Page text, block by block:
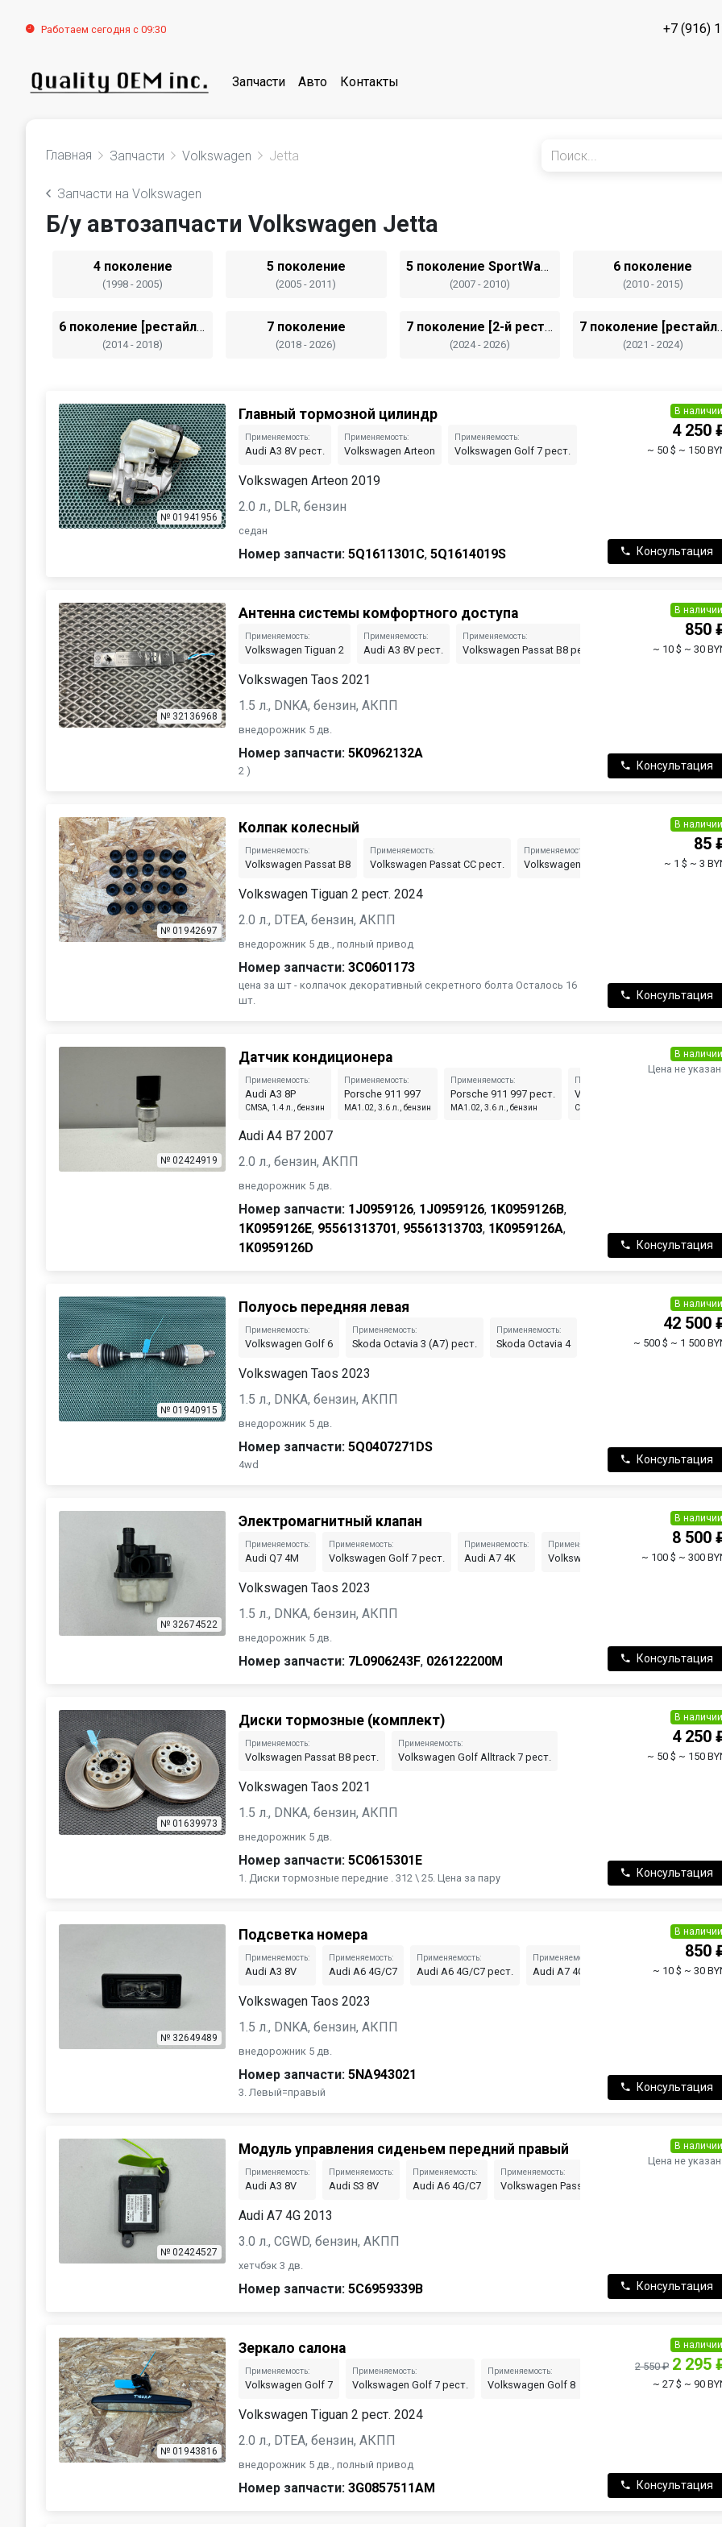
Работаем сегодня с 09:30 +7 (916)
Запчасти Авто Контакты
Главная Запчасти Volkswagen Jetta
Запчасти на Volkswagen
Б/у автозапчасти Volkswagen Jetta
4 поколение
(1998 - 2005)
5 поколение
(2005 - 2011)
5 поколение SportWagen
(2007 - 2010)
6 поколение
(2010 - 2015)
6 поколение [рестайлинг]
(2014 - 2018)
7 поколение
(2018 - 2026)
7 поколение [2-й рестайлинг]
(2024 - 2026)
7
(2021 - 2024)
№ 01941956
Главный тормозной цилиндр
Применяемость:
Audi A3 8V рест.
Применяемость:
Volkswagen Arteon
Применяемость:
Volkswagen Golf 7 рест. Audi TT 8S рест.
Volkswagen Arteon 2019
2.0 л., DLR, бензин
седан
Номер запчасти: 5Q1611301C,5Q1614019S
В наличии
4 250
~ 50 $ ~ 150
Консультация
№ 32136968
Антенна системы комфортного доступа
Применяемость:
Volkswagen Tiguan 2
Применяемость:
Audi A3 8V рест.
Применяемость:
Volkswagen Passat B8 рест. Volkswagen Tiguan 2
Volkswagen Taos 2021
1.5 л., DNKA, бензин, АКПП
внедорожник 5 дв.
Номер запчасти: 5K0962132A
2 )
В наличии
850
~ 10 $ ~ 30
Консультация
№ 01942697
Колпак колесный
Применяемость:
Volkswagen Passat B8
Применяемость:
Volkswagen Passat CC рест.
Применяемость:
Volkswagen Tiguan 2 рест.
Volkswagen Tiguan 2 рест. 2024
2.0 л., DTEA, бензин, АКПП
внедорожник 5 дв., полный привод
Номер запчасти: 3C0601173
цена за шт - колпачок декоративный секретного болта Осталось 16
шт.
В наличии
85
~ 1 $ ~ 3
Консультация
№ 02424919
Датчик кондиционера
Применяемость:
Audi A3 8P
CMSA, 1.4 л., бензин
Применяемость:
Porsche 911 997
MA1.02, 3.6 л., бензин
Применяемость:
Porsche 911 997 рест.
MA1.02, 3.6 л., бензин
Применяемость:
Volkswagen Passat B6
CCZA, 2.0 л., бензин
Audi A4 B7 2007
2.0 л., бензин, АКПП
внедорожник 5 дв.
Номер запчасти: 1J0959126, 1J0959126, 1K0959126B,
1K0959126E, 95561313701, 95561313703, 1K0959126A,
1K0959126D
В наличии
Цена не
Консультация
№ 01940915
Полуось передняя левая
Применяемость:
Volkswagen Golf 6
Применяемость:
Skoda Octavia 3 (A7) рест.
Применяемость:
Skoda Octavia 4 Audi A3 8P 2-й рест.
Volkswagen Taos 2023
1.5 л., DNKA, бензин, АКПП
внедорожник 5 дв.
Номер запчасти: 5Q0407271DS
4wd
В наличии
42 500
~ 500 $ ~ 1 500
Консультация
№ 32674522
Электромагнитный клапан
Применяемость:
Audi Q7 4M
Применяемость:
Volkswagen Golf 7 рест.
Применяемость:
Audi A7 4K
Применяемость:
Volkswagen Passat B8 рест. Audi
Volkswagen Taos 2023
1.5 л., DNKA, бензин, АКПП
внедорожник 5 дв.
Номер запчасти: 7L0906243F, 026122200M
В наличии
8 500
~ 100 $ ~ 300
Консультация
№ 01639973
Диски тормозные (комплект)
Применяемость:
Volkswagen Passat B8 рест.
Применяемость:
Volkswagen Golf Alltrack 7 рест.
Volkswagen Taos 2021
1.5 л., DNKA, бензин, АКПП
внедорожник 5 дв.
Номер запчасти: 5C0615301E
1. Диски тормозные передние . 312 \ 25. Цена за пару
В наличии
4 250
~ 50 $ ~ 150
Консультация
№ 32649489
Подсветка номера
Применяемость:
Audi A3 8V
Применяемость:
Audi A6 4G/C7
Применяемость:
Audi A6 4G/C7 рест.
Применяемость:
Audi A7 4G рест.
Применяемость:
Audi A1 8X рест.
Volkswagen Taos 2023
1.5 л., DNKA, бензин, АКПП
внедорожник 5 дв.
Номер запчасти: 5NA943021
3. Левый=правый
В наличии
850
~ 10 $ ~ 30
Консультация
№ 02424527
Модуль управления сиденьем передний правый
Применяемость:
Audi A3 8V
Применяемость:
Audi S3 8V
Применяемость:
Audi A6 4G/C7
Применяемость:
Volkswagen Passat B8
Audi A7 4G 2013
3.0 л., CGWD, бензин, АКПП
хетчбэк 3 дв.
Номер запчасти: 5C6959339B
В наличии
Цена не
Консультация
№ 01943816
Зеркало салона
Применяемость:
Volkswagen Golf 7
Применяемость:
Volkswagen Golf 7 рест.
Применяемость:
Volkswagen Golf 8
Применяемость:
Volkswagen Golf GTI 7
Volkswagen Tiguan 2 рест. 2024
2.0 л., DTEA, бензин, АКПП
внедорожник 5 дв., полный привод
Номер запчасти: 3G0857511AM
В наличии
2 550 ₽ 2 295
~ 27 $ ~ 90
Консультация